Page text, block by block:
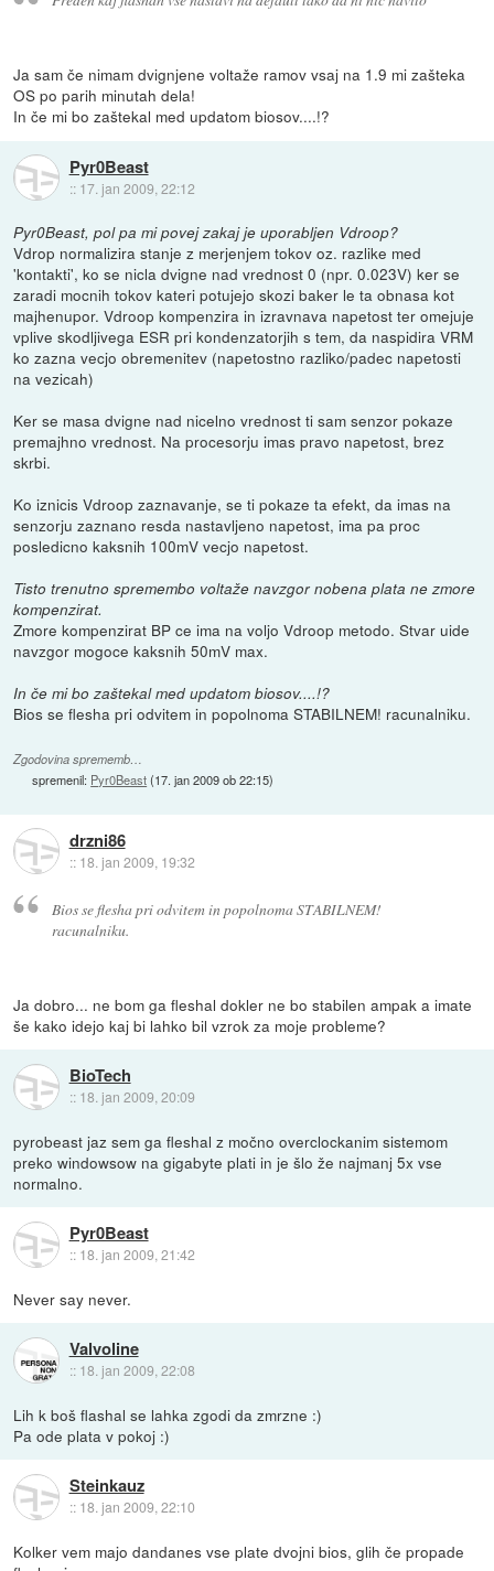
Ja sam če nimam dvignjene voltaže ramov vsaj na 1.9 mi zašteka
OS po parih minutah dela!
In če mi bo zaštekal med updatom biosov....!?
Pyr0Beast
:: 17. jan 2009, 22:12
Pyr0Beast, pol pa mi povej zakaj je uporabljen Vdroop?
Vdrop normalizira stanje z merjenjem tokov oz. razlike med
'kontakti', ko se nicla dvigne nad vrednost 0 (npr. 0.023V) ker se
zaradi mocnih tokov kateri potujejo skozi baker le ta obnasa kot
majhenupor. Vdroop kompenzira in izravnava napetost ter omejuje
vplive skodljivega ESR pri kondenzatorjih s tem, da naspidira VRM
ko zazna vecjo obremenitev (napetostno razliko/padec napetosti
na vezicah)
Ker se masa dvigne nad nicelno vrednost ti sam senzor pokaze
premajhno vrednost. Na procesorju imas pravo napetost, brez
skrbi.
Ko iznicis Vdroop zaznavanje, se ti pokaze ta efekt, da imas na
senzorju zaznano resda nastavljeno napetost, ima pa proc
posledicno kaksnih 100mV vecjo napetost.
Tisto trenutno spremembo voltaže navzgor nobena plata ne zmore
kompenzirat.
Zmore kompenzirat BP ce ima na voljo Vdroop metodo. Stvar uide
navzgor mogoce kaksnih 50mV max.
In če mi bo zaštekal med updatom biosov....!?
Bios se flesha pri odvitem in popolnoma STABILNEM! racunalniku.
Zgodovina sprememb…
spremenil: Pyr0Beast(17. jan 2009 ob 22:15)
drzni86
:: 18. jan 2009, 19:32
Bios se flesha pri odvitem in popolnoma STABILNEM!
racunalniku.
Ja dobro... ne bom ga fleshal dokler ne bo stabilen ampak a imate
še kako idejo kaj bi lahko bil vzrok za moje probleme?
BioTech
:: 18. jan 2009, 20:09
pyrobeast jaz sem ga fleshal z močno overclockanim sistemom
preko windowsow na gigabyte plati in je šlo že najmanj 5x vse
normalno.
Pyr0Beast
:: 18. jan 2009, 21:42
Never say never.
Valvoline
:: 18. jan 2009, 22:08
Lih k boš flashal se lahka zgodi da zmrzne :)
Pa ode plata v pokoj :)
Steinkauz
:: 18. jan 2009, 22:10
Kolker vem majo dandanes vse plate dvojni bios, glih če propade